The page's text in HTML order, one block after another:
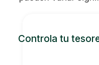
Controla tu